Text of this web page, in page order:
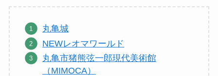
丸亀城
NEWレオマワールド
丸亀市猪熊弦一郎現代美術館
（MIMOCA）